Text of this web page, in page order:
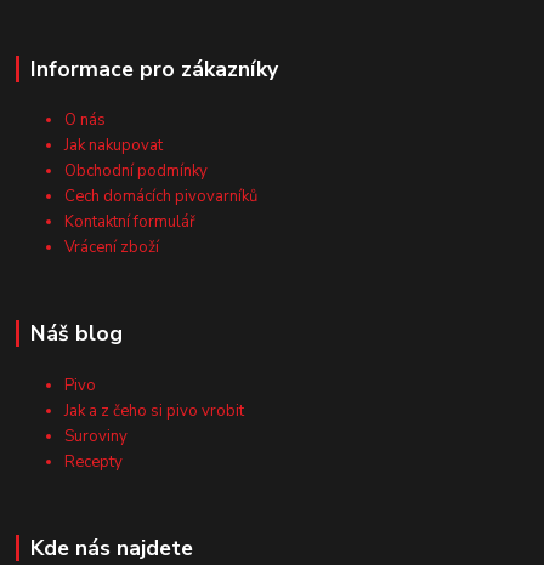
Informace pro zákazníky
O nás
Jak nakupovat
Obchodní podmínky
Cech domácích pivovarníků
Kontaktní formulář
Vrácení zboží
Náš blog
Pivo
Jak a z čeho si pivo vrobit
Suroviny
Recepty
Kde nás najdete